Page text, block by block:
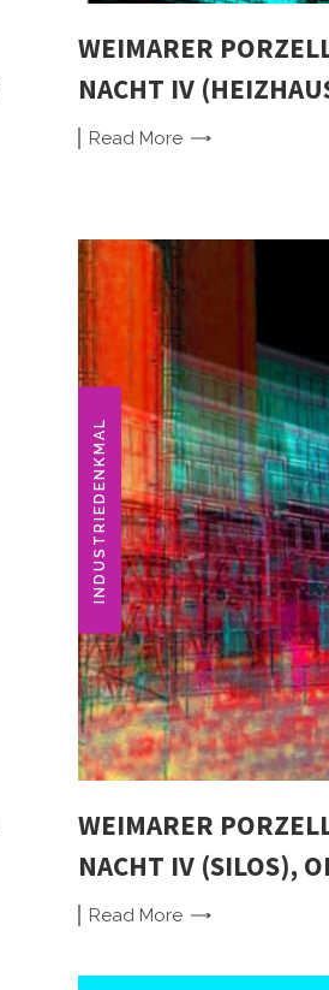
WEIMARER
NACHT IV
Read More
INDUSTRIEDENKMAL
WEIMARER
NACHT IV (SILOS),
Read More